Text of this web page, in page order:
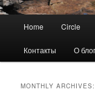
Home Circle
Контакты О
MONTHLY